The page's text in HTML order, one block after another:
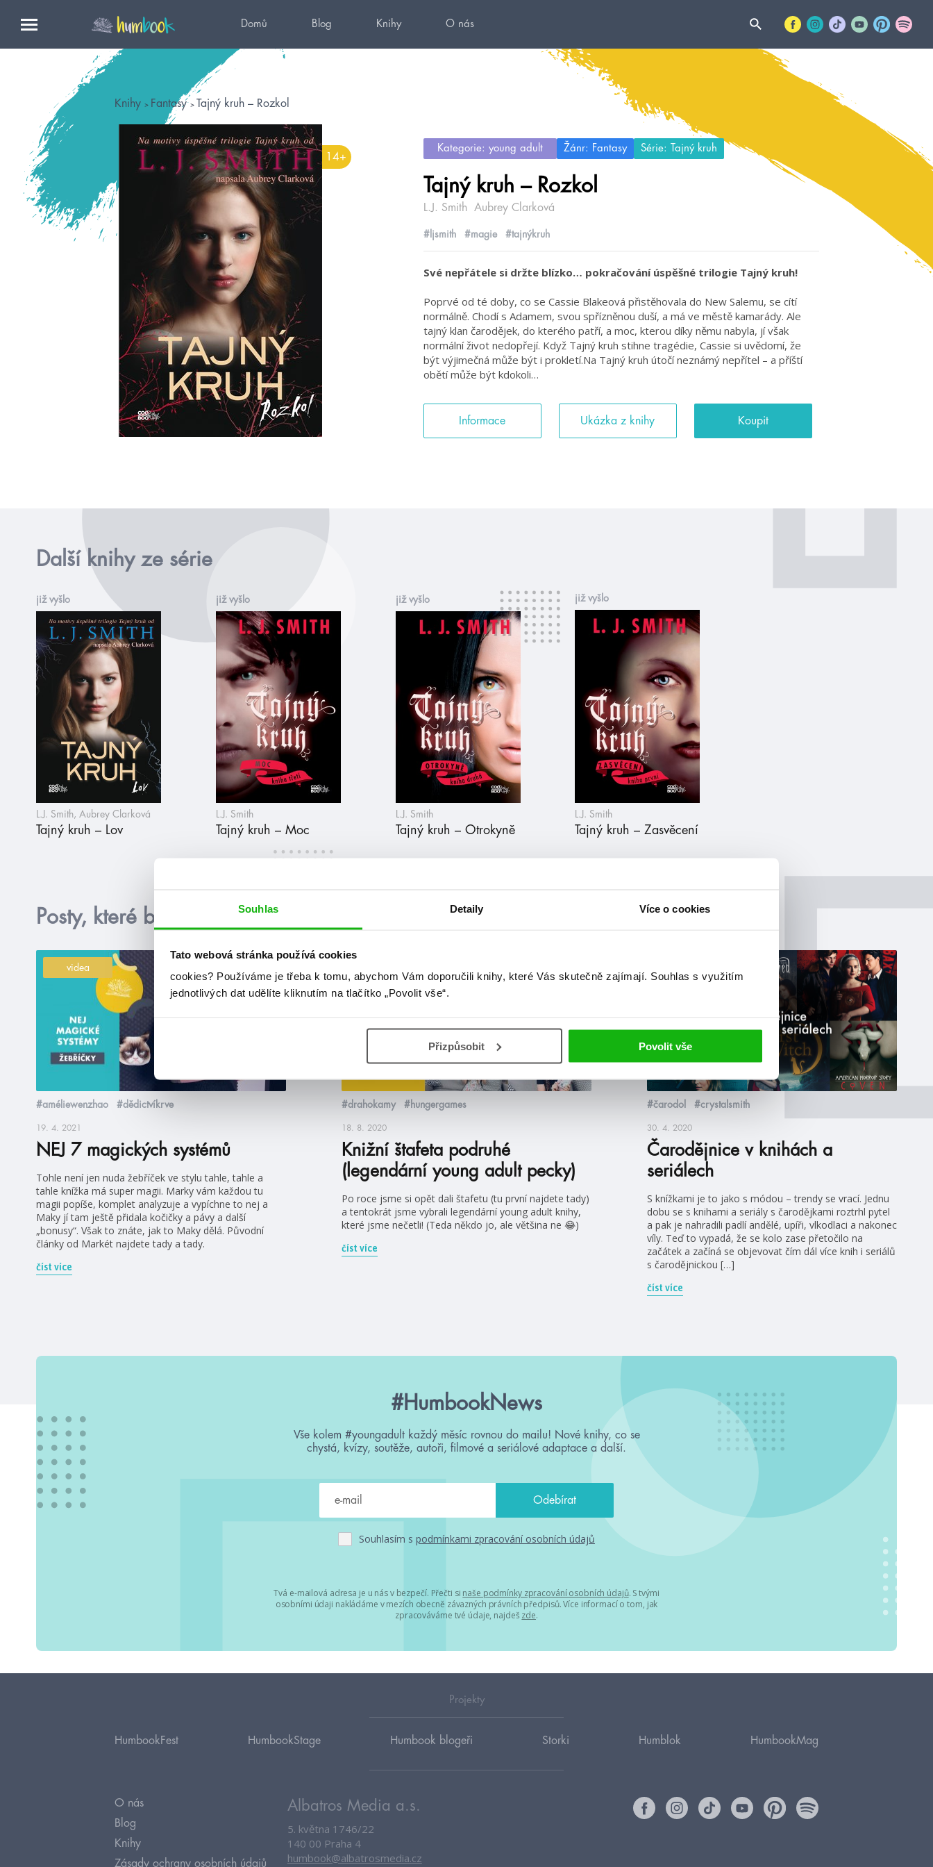
Souhlas Detaily Více o cookies
Tato webová stránka používá cookies
cookies? Používáme je třeba k tomu, abychom Vám doporučili knihy, které Vás skutečně zajímají. Souhlas s využitím
jednotlivých dat udělíte kliknutím na tlačítko „Povolit vše“.
Přizpůsobit Povolit vše
Domů Blog Knihy O nás
Knihy Fantasy Tajný kruh – Rozkol
14+
Kategorie: young adult Žánr: Fantasy Série: Tajný kruh
Tajný kruh – Rozkol
L.J. Smith Aubrey Clarková
#ljsmith #magie #tajnýkruh
Své nepřátele si držte blízko… pokračování úspěšné trilogie Tajný kruh!
Poprvé od té doby, co se Cassie Blakeová přistěhovala do New Salemu, se cítí
normálně. Chodí s Adamem, svou spřízněnou duší, a má ve městě kamarády. Ale
tajný klan čarodějek, do kterého patří, a moc, kterou díky němu nabyla, jí však
normální život nedopřejí. Když Tajný kruh stihne tragédie, Cassie si uvědomí, že
být výjimečná může být i prokletí.Na Tajný kruh útočí neznámý nepřítel – a příští
obětí může být kdokoli…
Informace Ukázka z knihy Koupit
Další knihy ze série
již vyšlo
L.J. Smith, Aubrey Clarková
Tajný kruh – Lov
již vyšlo
L.J. Smith
Tajný kruh – Moc
již vyšlo
L.J. Smith
Tajný kruh – Otrokyně
již vyšlo
L.J. Smith
Tajný kruh – Zasvěcení
Posty, které by tě mohly zajímat
videa
#améliewenzhao #dědictvíkrve
19. 4. 2021
NEJ 7 magických systémů
Tohle není jen nuda žebříček ve stylu tahle, tahle a
tahle knížka má super magii. Marky vám každou tu
magii popíše, komplet analyzuje a vypíchne to nej a
Maky jí tam ještě přidala kočičky a pávy a další
„bonusy“. Však to znáte, jak to Maky dělá. Původní
články od Markét najdete tady a tady.
číst více
#drahokamy #hungergames
18. 8. 2020
Knižní štafeta podruhé
(legendární young adult pecky)
Po roce jsme si opět dali štafetu (tu první najdete tady)
a tentokrát jsme vybrali legendární young adult knihy,
které jsme nečetli! (Teda někdo jo, ale většina ne 😂)
číst více
#čarodol #crystalsmith
30. 4. 2020
Čarodějnice v knihách a
seriálech
S knížkami je to jako s módou – trendy se vrací. Jednu
dobu se s knihami a seriály s čarodějkami roztrhl pytel
a pak je nahradili padlí andělé, upíři, vlkodlaci a nakonec
víly. Teď to vypadá, že se kolo zase přetočilo na
začátek a začíná se objevovat čím dál více knih i seriálů
s čarodějnickou […]
číst více
#HumbookNews
Vše kolem #youngadult každý měsíc rovnou do mailu! Nové knihy, co se
chystá, kvízy, soutěže, autoři, filmové a seriálové adaptace a další.
Souhlasím s podmínkami zpracování osobních údajů
Tvá e-mailová adresa je u nás v bezpečí. Přečti si naše podmínky zpracování osobních údajů. S tvými
osobními údaji nakládáme v mezích obecně závazných právních předpisů. Více informací o tom, jak
zpracováváme tvé údaje, najdeš zde.
Projekty
HumbookFest HumbookStage Humbook blogeři Storki Humblok HumbookMag
O nás
Blog
Knihy
Zásady ochrany osobních údajů
Albatros Media a.s.
5. května 1746/22
140 00 Praha 4
humbook@albatrosmedia.cz